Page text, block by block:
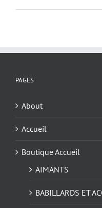
PAGES
About
Accueil
Boutique Accueil
AIMANTS
BABILLARDS ET